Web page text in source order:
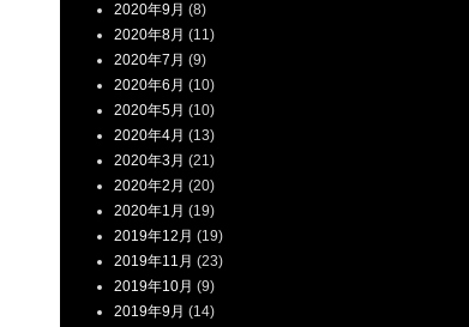
2020年9月 (8)
2020年8月 (11)
2020年7月 (9)
2020年6月 (10)
2020年5月 (10)
2020年4月 (13)
2020年3月 (21)
2020年2月 (20)
2020年1月 (19)
2019年12月 (19)
2019年11月 (23)
2019年10月 (9)
2019年9月 (14)